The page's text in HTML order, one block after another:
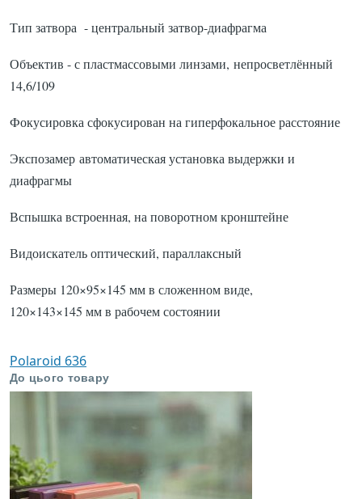
Тип затвора - центральный затвор-диафрагма
Объектив - с пластмассовыми линзами, непросветлённый
14,6/109
Фокусировка сфокусирован на гиперфокальное расстояние
Экспозамер автоматическая установка выдержки и
диафрагмы
Вспышка встроенная, на поворотном кронштейне
Видоискатель оптический, параллаксный
Размеры 120×95×145 мм в сложенном виде,
120×143×145 мм в рабочем состоянии
Polaroid 636
До цього товару